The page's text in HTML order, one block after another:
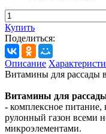
Купить
Поделиться:
Описание
Витамины для рассады
Витамины для
- комплексное питание,
рулонный газон всеми
микроэлементами.